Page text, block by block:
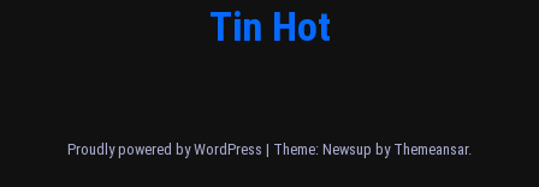
Tin Hot
Proudly powered by WordPress | Theme: Newsup by Themeansar.